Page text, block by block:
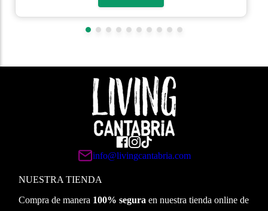
info@livingcantabria.com
NUESTRA TIENDA
Compra de manera 100% segura en nuestra tienda online de